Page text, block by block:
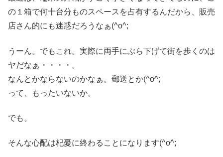
の１箱で何十台分ものスペースを占有するんだから、販売
店さん的にも迷惑だろうなぁ(^o^;
うーん。でもこれ。実際に両手にぶら下げて街を歩くのは
ヤだなぁ・・・・。
なんとかならないのかなぁ。郵送とか(^o^;
って、もったいないか。
でも。
そんな心配は杞憂に終わることになります(^o^;